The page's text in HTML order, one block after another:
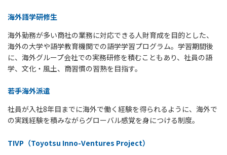
海外語学研修生
海外勤務が多い商社の業務に対応できる人財育成を目的とした、
海外の大学や語学教育機関での語学学習プログラム。学習期間後
に、海外グループ会社での実務研修を積むこともあり、社員の語
学、文化・風土、商習慣の習熟を目指す。
若手海外派遣
社員が入社8年目までに海外で働く経験を得られるように、海外で
の実践経験を積みながらグローバル感覚を身につける制度。
TIVP（Toyotsu Inno-Ventures Project）